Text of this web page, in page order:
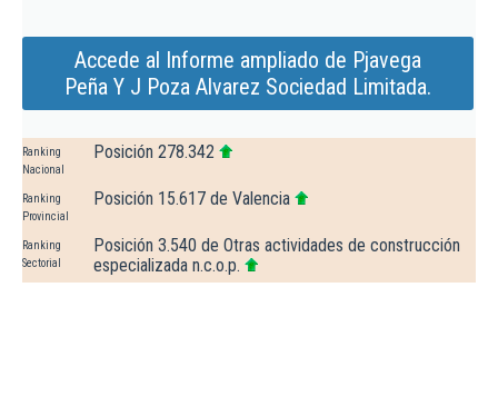
Accede al Informe ampliado de Pjavega
Peña Y J Poza Alvarez Sociedad Limitada.
Ranking
Nacional
Posición 278.342
Ranking
Provincial
Posición 15.617 de Valencia
Ranking
Sectorial
Posición 3.540 de Otras actividades de construcción
especializada n.c.o.p.